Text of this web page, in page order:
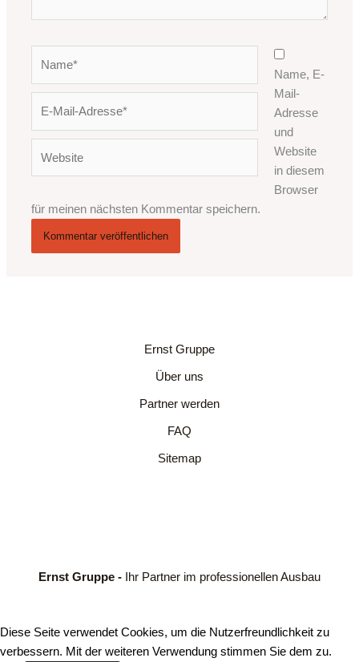
Adresse*
Name, E-
Mail-
Adresse
und
Website
in diesem
Browser
für meinen nächsten Kommentar speichern.
Ernst Gruppe
Über uns
Partner werden
FAQ
Sitemap
Ernst Gruppe - Ihr Partner im professionellen Ausbau
Diese Seite verwendet Cookies, um die Nutzerfreundlichkeit zu
verbessern. Mit der weiteren Verwendung stimmen Sie dem zu.